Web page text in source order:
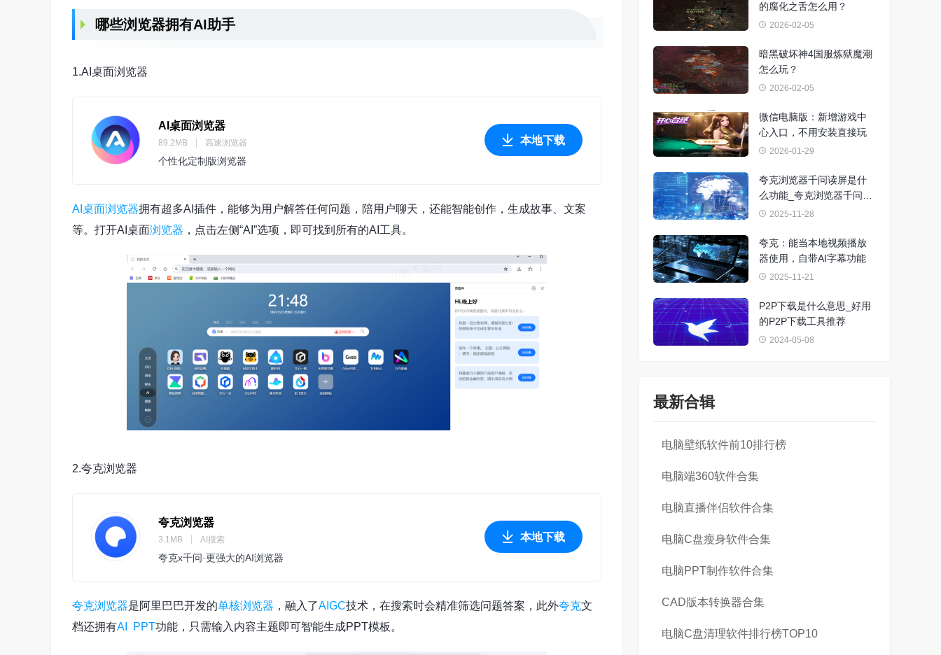
哪些浏览器拥有AI助手
1.AI桌面浏览器
AI桌面浏览器
89.2MB 高速浏览器
个性化定制版浏览器
本地下载
AI桌面浏览器拥有超多AI插件，能够为用户解答任何问题，陪用户聊天，还能智能创作，生成故事、文案
等。打开AI桌面浏览器 ，点击左侧“AI”选项，即可找到所有的AI工具。
2.夸克浏览器
夸克浏览器
3.1MB AI搜索
夸克x千问·更强大的AI浏览器
本地下载
夸克浏览器是阿里巴巴开发的单核浏览器 ，融入了AIGC技术，在搜索时会精准筛选问题答案，此外夸克文
档还拥有AI PPT功能，只需输入内容主题即可智能生成PPT模板。
的腐化之舌怎么用？
2026-02-05
暗黑破坏神4国服炼狱魔潮
怎么玩？
2026-02-05
微信电脑版：新增游戏中
心入口，不用安装直接玩
2026-01-29
夸克浏览器千问读屏是什
么功能_夸克浏览器千问读
屏使用方法
2025-11-28
夸克：能当本地视频播放
器使用，自带AI字幕功能
2025-11-21
P2P下载是什么意思_好用
的P2P下载工具推荐
2024-05-08
最新合辑
电脑壁纸软件前10排行榜
电脑端360软件合集
电脑直播伴侣软件合集
电脑C盘瘦身软件合集
电脑PPT制作软件合集
CAD版本转换器合集
电脑C盘清理软件排行榜TOP10